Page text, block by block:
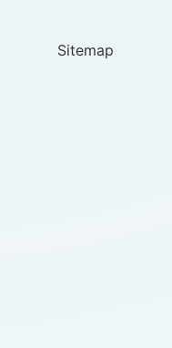
Sitemap